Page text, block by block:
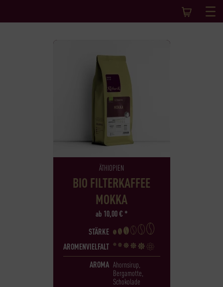
ÄTHIOPIEN
BIO FILTERKAFFEE
MOKKA
ab 10,00€ *
STÄRKE
AROMENVIELFALT
AROMA Ahornsirup,
Bergamotte,
Schokolade